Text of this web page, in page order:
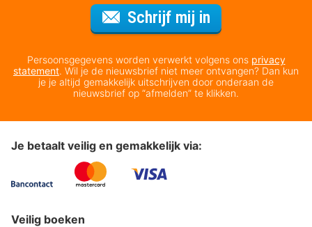
Schrijf mij in
Persoonsgegevens worden verwerkt volgens ons privacy
statement. Wil je de nieuwsbrief niet meer ontvangen? Dan kun
je je altijd gemakkelijk uitschrijven door onderaan de
nieuwsbrief op “afmelden” te klikken.
Je betaalt veilig en gemakkelijk via:
Veilig boeken